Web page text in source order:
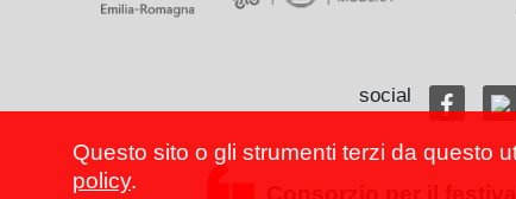
social
Questo sito o gli strumenti terzi da questo
policy.